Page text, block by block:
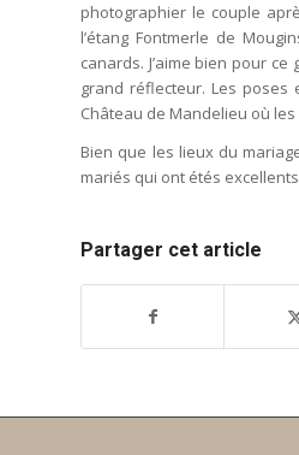
photographier le couple
l’étang Fontmerle de
canards. J’aime bien pour
grand réflecteur. Les
Château de Mandelieu où
Bien que les lieux du
mariés qui ont étés
Partager cet article